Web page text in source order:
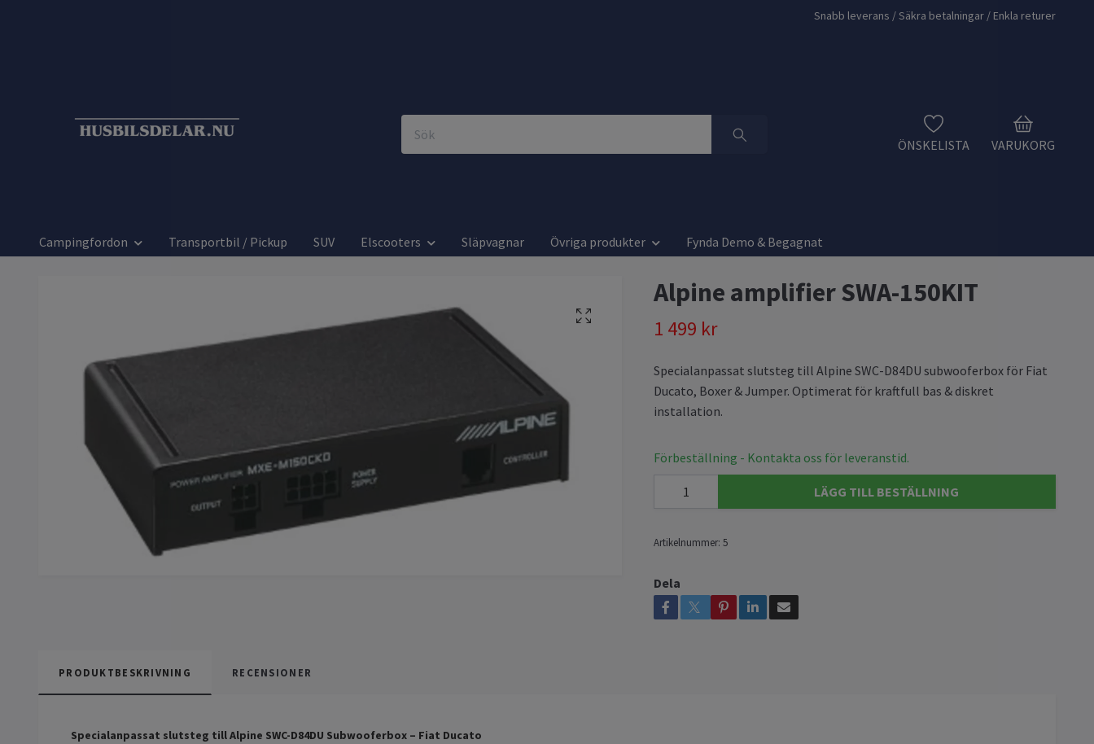
Snabb leverans / Säkra betalningar / Enkla returer
ÖNSKELISTA VARUKORG
Campingfordon Transportbil / Pickup SUV Elscooters Släpvagnar Övriga produkter Fynda Demo & Begagnat
Alpine amplifier SWA-150KIT
1 499 kr
Specialanpassat slutsteg till Alpine SWC-D84DU subwooferbox för Fiat
Ducato, Boxer & Jumper. Optimerat för kraftfull bas & diskret
installation.
Förbeställning - Kontakta oss för leveranstid.
LÄGG TILL BESTÄLLNING
Artikelnummer: 5
Dela
PRODUKTBESKRIVNING RECENSIONER
Specialanpassat slutsteg till Alpine SWC-D84DU Subwooferbox – Fiat Ducato